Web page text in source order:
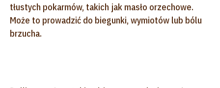
tłustych pokarmów, takich jak masło orzechowe.
Może to prowadzić do biegunki, wymiotów lub bólu
brzucha.